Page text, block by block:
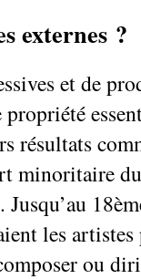
externes ?
et de
propriété
résultats
minoritaire
les
ou